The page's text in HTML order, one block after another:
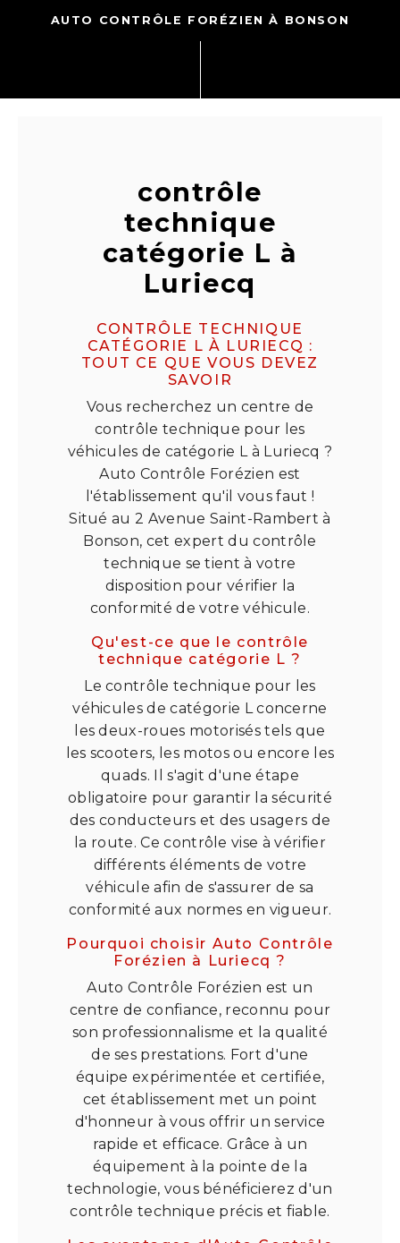
AUTO CONTRÔLE FORÉZIEN À BONSON
contrôle
technique
catégorie L à
Luriecq
CONTRÔLE TECHNIQUE
CATÉGORIE L À LURIECQ :
TOUT CE QUE VOUS DEVEZ
SAVOIR
Vous recherchez un centre de
contrôle technique pour les
véhicules de catégorie L à Luriecq ?
Auto Contrôle Forézien est
l'établissement qu'il vous faut !
Situé au 2 Avenue Saint-Rambert à
Bonson, cet expert du contrôle
technique se tient à votre
disposition pour vérifier la
conformité de votre véhicule.
Qu'est-ce que le contrôle
technique catégorie L ?
Le contrôle technique pour les
véhicules de catégorie L concerne
les deux-roues motorisés tels que
les scooters, les motos ou encore les
quads. Il s'agit d'une étape
obligatoire pour garantir la sécurité
des conducteurs et des usagers de
la route. Ce contrôle vise à vérifier
différents éléments de votre
véhicule afin de s'assurer de sa
conformité aux normes en vigueur.
Pourquoi choisir Auto Contrôle
Forézien à Luriecq ?
Auto Contrôle Forézien est un
centre de confiance, reconnu pour
son professionnalisme et la qualité
de ses prestations. Fort d'une
équipe expérimentée et certifiée,
cet établissement met un point
d'honneur à vous offrir un service
rapide et efficace. Grâce à un
équipement à la pointe de la
technologie, vous bénéficierez d'un
contrôle technique précis et fiable.